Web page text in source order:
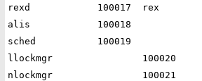
rexd		100017	rex
alis		100018
sched		100019
llockmgr		100020
nlockmgr		100021